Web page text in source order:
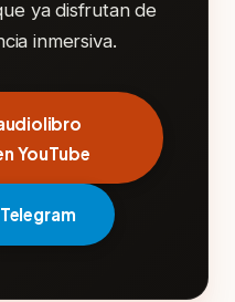
ya disfrutan de
inmersiva.
YouTube